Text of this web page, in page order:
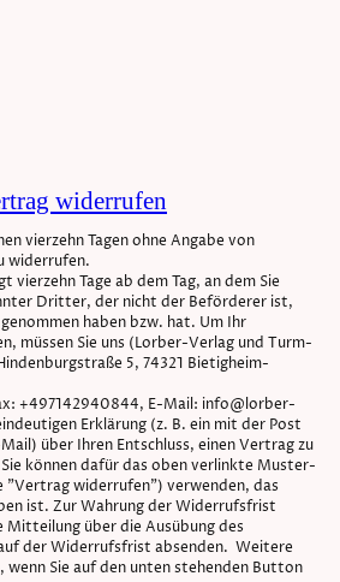
widerrufen
vierzehn Tagen ohne Angabe von
widerrufen.
Tage ab dem Tag, an dem Sie
Dritter, der nicht der Beförderer ist,
haben bzw. hat. Um Ihr
müssen Sie uns (Lorber-Verlag und Turm-
5, 74321 Bietigheim-
+497142940844, E-Mail: info@lorber-
Erklärung (z. B. ein mit der Post
über Ihren Entschluss, einen Vertrag zu
können dafür das oben verlinkte Muster-
"Vertrag widerrufen") verwenden, das
ist. Zur Wahrung der Widerrufsfrist
Mitteilung über die Ausübung des
der Widerrufsfrist absenden. Weitere
wenn Sie auf den unten stehenden Button